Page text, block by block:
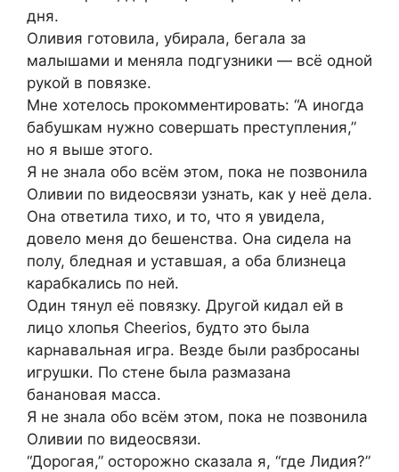
дня.
Оливия готовила, убирала, бегала за
малышами и меняла подгузники — всё одной
рукой в повязке.
Мне хотелось прокомментировать: “А иногда
бабушкам нужно совершать преступления,”
но я выше этого.
Я не знала обо всём этом, пока не позвонила
Оливии по видеосвязи узнать, как у неё дела.
Она ответила тихо, и то, что я увидела,
довело меня до бешенства. Она сидела на
полу, бледная и уставшая, а оба близнеца
карабкались по ней.
Один тянул её повязку. Другой кидал ей в
лицо хлопья Cheerios, будто это была
карнавальная игра. Везде были разбросаны
игрушки. По стене была размазана
банановая масса.
Я не знала обо всём этом, пока не позвонила
Оливии по видеосвязи.
“Дорогая,” осторожно сказала я, “где Лидия?”